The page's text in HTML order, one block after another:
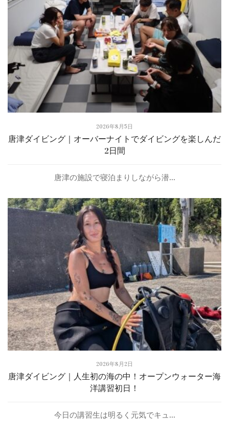
2026年8月5日
唐津ダイビング｜オーバーナイトでダイビングを楽しんだ
2日間
唐津の施設で寝泊まりしながら潜...
2026年8月2日
唐津ダイビング｜人生初の海の中！オープンウォーター海
洋講習初日！
今日の講習生は明るく元気でキュ...